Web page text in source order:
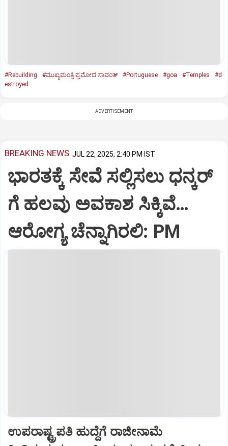
#Rebuilding #ಮುಖ್ಯಮಂತ್ರಿ ಪ್ರಮೋದ ಸಾವಂತ್ #Portuguese #goa #Temples
#d
estroyed
ADVERTISEMENT
BREAKING NEWS JUL 22, 2025, 2:40 PM IST
ಭಾರತಕ್ಕೆ ಸೇವೆ ಸಲ್ಲಿಸಲು ಧನ್ಕರ್‌
ಗೆ ಹಲವು ಅವಕಾಶ ಸಿಕ್ಕಿವೆ…
ಆರೋಗ್ಯ ಚೆನ್ನಾಗಿರಲಿ: PM
ಉಪರಾಷ್ಟ್ರಪತಿ ಹುದ್ದೆಗೆ ರಾಜೀನಾಮೆ